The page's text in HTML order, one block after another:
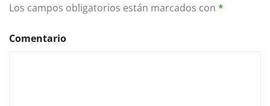
Los campos obligatorios están marcados con *
Comentario